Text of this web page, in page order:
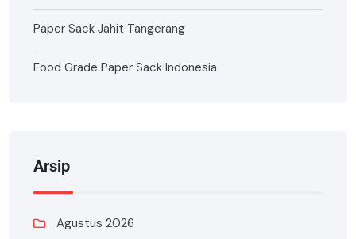
Paper Sack Jahit Tangerang
Food Grade Paper Sack Indonesia
Arsip
Agustus 2026